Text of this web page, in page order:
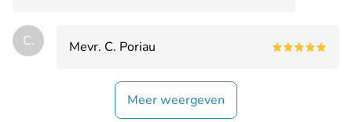
C. Mevr. C. Poriau
Meer weergeven